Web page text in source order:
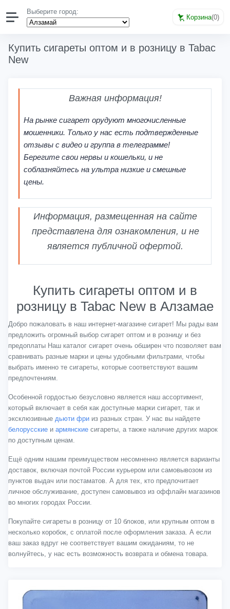
Выберите город:
Корзина(0)
Купить сигареты оптом и в розницу в Tabac
New
Важная информация!
На рынке сигарет орудуют многочисленные
мошенники. Только у нас есть подтвержденные
отзывы с видео и группа в телеграмме!
Берегите свои нервы и кошельки, и не
соблазняйтесь на ультра низкие и смешные
цены.
Информация, размещенная на сайте
представлена для ознакомления, и не
является публичной офертой.
Купить сигареты оптом и в
розницу в Tabac New в Алзамае
Добро пожаловать в наш интернет-магазине сигарет! Мы рады вам
предложить огромный выбор сигарет оптом и в розницу и без
предоплаты Наш каталог сигарет очень обширен что позволяет вам
сравнивать разные марки и цены удобными фильтрами, чтобы
выбрать именно те сигареты, которые соответствуют вашим
предпочтениям.
Особенной гордостью безусловно является наш ассортимент,
который включает в себя как доступные марки сигарет, так и
эксклюзивные дьюти фри из разных стран. У нас вы найдете
белорусские и армянские сигареты, а также наличие других марок
по доступным ценам.
Ещё одним нашим преимуществом несомненно является варианты
доставок, включая почтой России курьером или самовывозом из
пунктов выдач или постаматов. А для тех, кто предпочитает
личное обслуживание, доступен самовывоз из оффлайн магазинов
во многих городах России.
Покупайте сигареты в розницу от 10 блоков, или крупным оптом в
несколько коробок, с оплатой после оформления заказа. А если
ваш заказ вдруг не соответствует вашим ожиданиям, то не
волнуйтесь, у нас есть возможность возврата и обмена товара.